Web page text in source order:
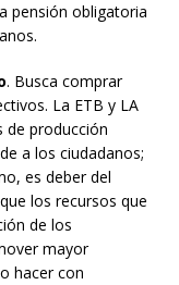
pensión obligatoria
. Busca comprar
La ETB y LA
de producción
a los ciudadanos;
es deber del
los recursos que
de los
mayor
hacer con